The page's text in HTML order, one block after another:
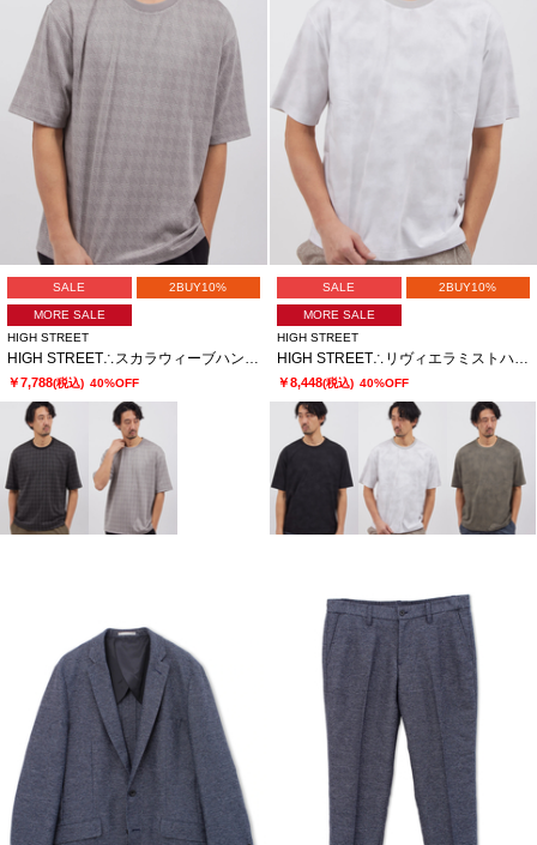
SALE 2BUY10%
MORE SALE
HIGH STREET
￥7,788(税込) 40%OFF
SALE 2BUY10%
MORE SALE
HIGH STREET
￥8,448(税込) 40%OFF